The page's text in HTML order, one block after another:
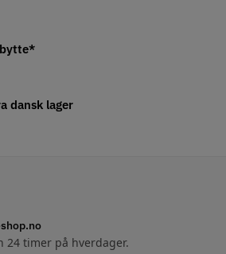
dansk lager
24 timer på hverdager.